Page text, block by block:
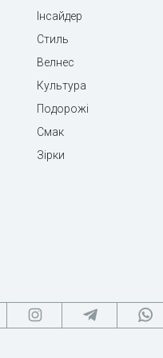
Інсайдер
Стиль
Велнес
Культура
Подорожі
Смак
Зірки